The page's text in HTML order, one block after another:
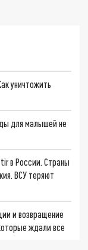
уничтожить
для малышей не
в России. Страны
ВСУ теряют
и возвращение
ждали все